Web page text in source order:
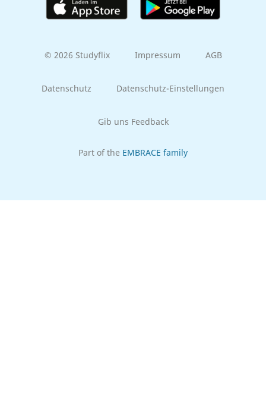
© 2026 Studyflix Impressum AGB
Datenschutz Datenschutz-Einstellungen
Gib uns Feedback
Part of the EMBRACE family